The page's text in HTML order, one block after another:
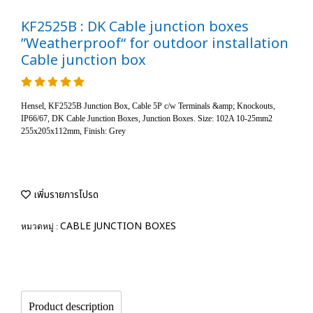
KF2525B : DK Cable junction boxes
”Weatherproof“ for outdoor installation
Cable junction box
Hensel, KF2525B Junction Box, Cable 5P c/w Terminals &amp; Knockouts,
IP66/67, DK Cable Junction Boxes, Junction Boxes. Size: 102A 10-25mm2
255x205x112mm, Finish: Grey
เพิ่มรายการโปรด
หมวดหมู่ : CABLE JUNCTION BOXES
Product description